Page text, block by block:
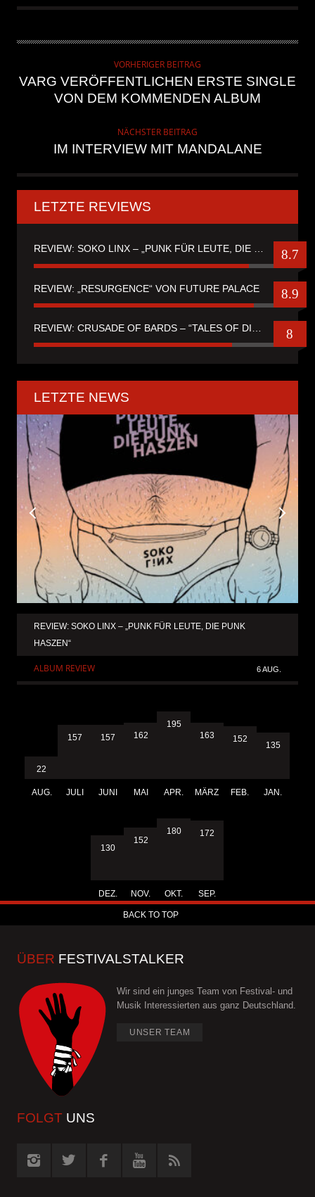
VORHERIGER BEITRAG
VARG VERÖFFENTLICHEN ERSTE SINGLE
VON DEM KOMMENDEN ALBUM
NÄCHSTER BEITRAG
IM INTERVIEW MIT MANDALANE
LETZTE REVIEWS
REVIEW: SOKO LINX – „PUNK FÜR LEUTE, DIE PUNK HASZEN“ 8.7
REVIEW: „RESURGENCE“ VON FUTURE PALACE 8.9
8
LETZTE NEWS
REVIEW: SOKO LINX – „PUNK FÜR LEUTE, DIE PUNK
HASZEN“
ALBUM REVIEW 6 AUG.
22
AUG.
157
JULI
157
JUNI
162
MAI
195
APR.
163
MÄRZ
152
FEB.
135
JAN.
130
DEZ.
152
NOV.
180
OKT.
172
SEP.
BACK TO TOP
ÜBER FESTIVALSTALKER
Wir sind ein junges Team von Festival- und
Musik Interessierten aus ganz Deutschland.
UNSER TEAM
FOLGT UNS